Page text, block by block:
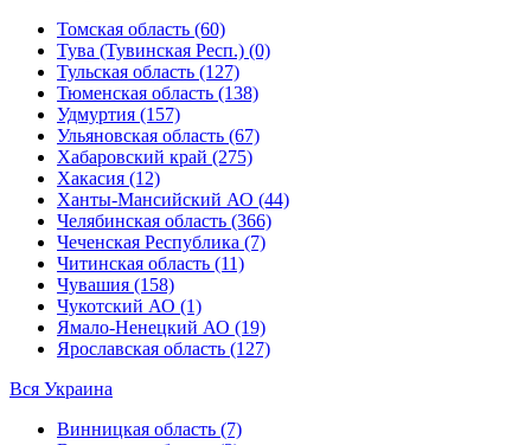
Томская область (60)
Тува (Тувинская Респ.) (0)
Тульская область (127)
Тюменская область (138)
Удмуртия (157)
Ульяновская область (67)
Хабаровский край (275)
Хакасия (12)
Ханты-Мансийский АО (44)
Челябинская область (366)
Чеченская Республика (7)
Читинская область (11)
Чувашия (158)
Чукотский АО (1)
Ямало-Ненецкий АО (19)
Ярославская область (127)
Вся Украина
Винницкая область (7)